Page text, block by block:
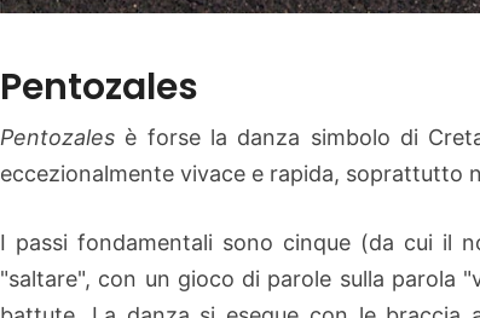
Pentozales
Pentozales è forse la danza simbolo di
eccezionalmente vivace e rapida, soprattutto
I passi fondamentali sono cinque (da cui il
"saltare", con un gioco di parole sulla parola